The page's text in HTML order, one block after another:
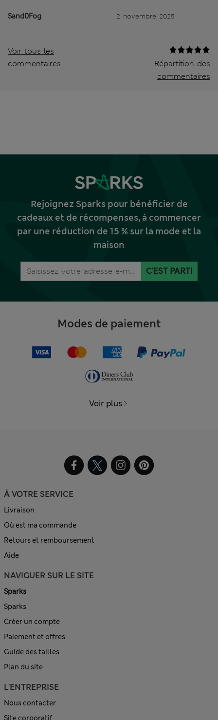
Sand0Fog 2 novembre 2025
Voir tous les
commentaires
Répartition des
commentaires
Rejoignez Sparks pour bénéficier de
cadeaux et de récompenses, à commencer
par une réduction de 15 % sur la mode et la
maison
C'EST PARTI
Modes de paiement
Voir plus
À VOTRE SERVICE
Livraison
Où est ma commande
Retours et remboursement
Aide
NAVIGUER SUR LE SITE
Sparks
Sparks
Créer un compte
Paiement et offres
Guide des tailles
Plan du site
L'ENTREPRISE
Nous contacter
Site corporatif